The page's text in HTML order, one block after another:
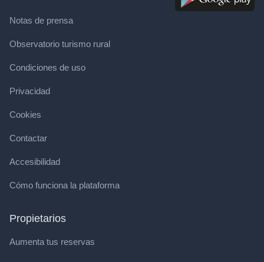
Notas de prensa
Observatorio turismo rural
Condiciones de uso
Privacidad
Cookies
Contactar
Accesibilidad
Cómo funciona la plataforma
Propietarios
Aumenta tus reservas